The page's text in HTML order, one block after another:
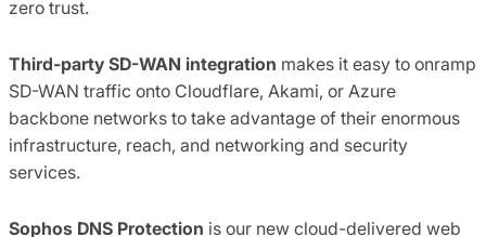
zero trust.
Third-party SD-WAN integration makes it easy to onramp
SD-WAN traffic onto Cloudflare, Akami, or Azure
backbone networks to take advantage of their enormous
infrastructure, reach, and networking and security
services.
Sophos DNS Protection is our new cloud-delivered web